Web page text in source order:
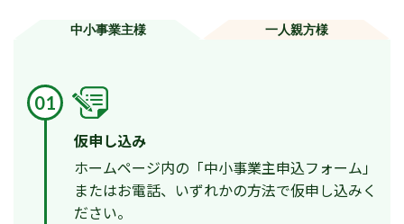
中小事業主様 一人親方様
01
仮申し込み
ホームページ内の「中小事業主申込フォーム」
またはお電話、いずれかの方法で仮申し込みく
ださい。